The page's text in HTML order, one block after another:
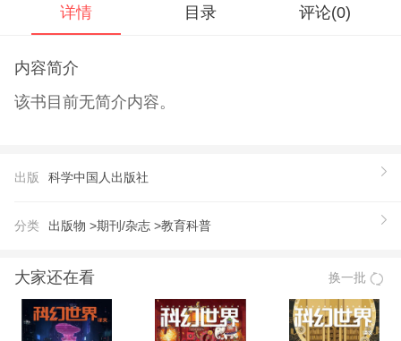
详情 目录 评论(0)
内容简介
该书目前无简介内容。
出版 科学中国人出版社
分类 出版物 >期刊/杂志 >教育科普
大家还在看 换一批